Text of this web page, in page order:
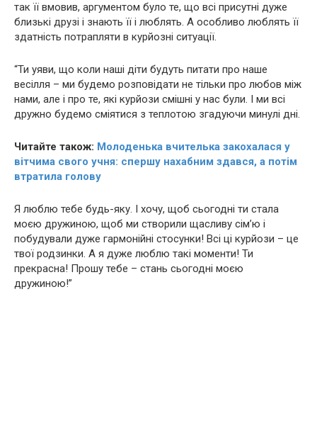
так її вмовив, аргументом було те, що всі присутні дуже
близькі друзі і знають її і люблять. А особливо люблять її
здатність потрапляти в курйозні ситуації.
“Ти уяви, що коли наші діти будуть питати про наше
весілля – ми будемо розповідати не тільки про любов між
нами, але і про те, які курйози смішні у нас були. І ми всі
дружно будемо сміятися з теплотою згадуючи минулі дні.
Читайте також: Молоденька вчителька закохалася у
вітчима свого учня: спершу нахабним здався, а потім
втратила голову
Я люблю тебе будь-яку. І хочу, щоб сьогодні ти стала
моєю дружиною, щоб ми створили щасливу сім’ю і
побудували дуже гармонійні стосунки! Всі ці курйози – це
твої родзинки. А я дуже люблю такі моменти! Ти
прекрасна! Прошу тебе – стань сьогодні моєю
дружиною!”